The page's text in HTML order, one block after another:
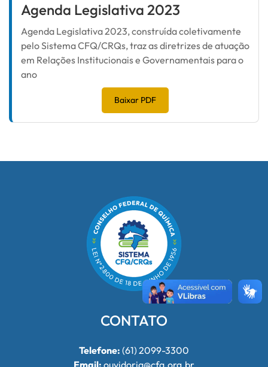
Agenda Legislativa 2023
Agenda Legislativa 2023, construída coletivamente
pelo Sistema CFQ/CRQs, traz as diretrizes de atuação
em Relações Institucionais e Governamentais para o
ano
Baixar PDF
CONTATO
Telefone: (61) 2099-3300
Email: ouvidoria@cfq.org.br